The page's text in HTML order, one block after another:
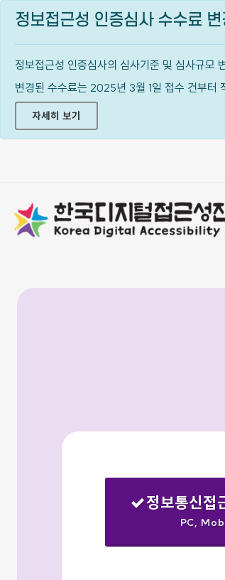
정보접근성 인증심사 수수료 변
정보접근성 인증심사의 심사기준 및 심사규모
변경된 수수료는 2025년 3월 1일 접수 건부터
자세히 보기
정보통신접
PC,